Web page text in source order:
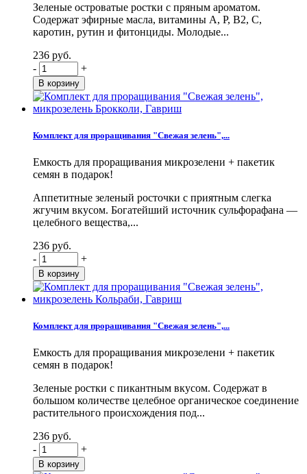
Зеленые островатые ростки с пряным ароматом.
Содержат эфирные масла, витамины А, Р, В2, С,
каротин, рутин и фитонциды. Молодые...
236 руб.
-
+
Комплект для проращивания "Свежая зелень",...
Емкость для проращивания микрозелени + пакетик
семян в подарок!
Аппетитные зеленый росточки с приятным слегка
жгучим вкусом. Богатейший источник сульфорафана —
целебного вещества,...
236 руб.
-
+
Комплект для проращивания "Свежая зелень",...
Емкость для проращивания микрозелени + пакетик
семян в подарок!
Зеленые ростки с пикантным вкусом. Содержат в
большом количестве целебное органическое соединение
растительного происхождения под...
236 руб.
-
+